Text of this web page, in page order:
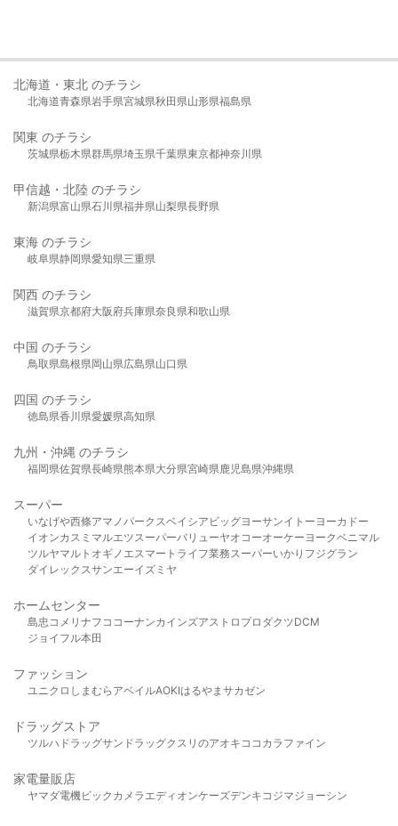
北海道・東北 のチラシ
北海道青森県岩手県宮城県秋田県山形県福島県
関東 のチラシ
茨城県栃木県群馬県埼玉県千葉県東京都神奈川県
甲信越・北陸 のチラシ
新潟県富山県石川県福井県山梨県長野県
東海 のチラシ
岐阜県静岡県愛知県三重県
関西 のチラシ
滋賀県京都府大阪府兵庫県奈良県和歌山県
中国 のチラシ
鳥取県島根県岡山県広島県山口県
四国 のチラシ
徳島県香川県愛媛県高知県
九州・沖縄 のチラシ
福岡県佐賀県長崎県熊本県大分県宮崎県鹿児島県沖縄県
スーパー
いなげや西條アマノパークスベイシア ビッグヨーサンイトーヨーカドー
イオンカスミ マルエツスーパーバリューヤオコーオーケー ヨークベニマル
ツルヤマルト オギノ エスマート ライフ業務スーパーいかり フジグラン
ダイレックスサンエーイズミヤ
ホームセンター
島忠 コメリ ナフコ コーナンカインズアストロプロダクツDCM
ジョイフル本田
ファッション
ユニクロ しまむら アベイルAOKIはるやま サカゼン
ドラッグストア
ツルハドラッグサンドラッグクスリのアオキ ココカラファイン
家電量販店
ヤマダ電機ビックカメラ エディオンケーズデンキ コジマジョーシン